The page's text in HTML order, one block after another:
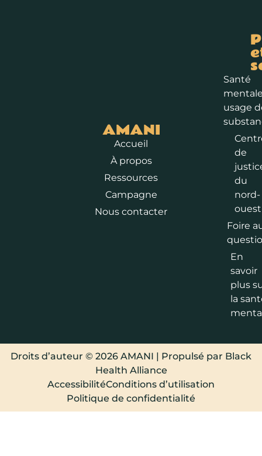
AMANI
Accueil
À propos
Ressources
Campagne
Nous contacter
Santé
usage
de
du
nord-
ouest
Foire
En
savoir
plus
la
Droits d’auteur © 2026 AMANI | Propulsé par Black
Health Alliance
AccessibilitéConditions d’utilisation
Politique de confidentialité